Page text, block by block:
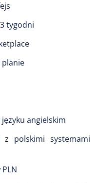
tygodni
planie
języku angielskim
z polskimi systemami